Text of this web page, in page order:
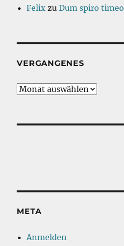
Felix zuDum spiro timeo
VERGANGENES
Vergangenes
META
Anmelden